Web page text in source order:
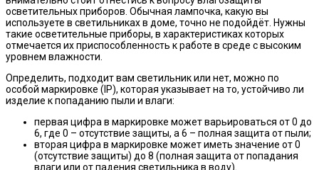
осветительных приборов. Обычная лампочка, какую вы
используете в светильниках в доме, точно не подойдёт. Нужны
такие осветительные приборы, в характеристиках которых
отмечается их приспособленность к работе в среде с высоким
уровнем влажности.
Определить, подходит вам светильник или нет, можно по
особой маркировке (IP), которая указывает на то, устойчиво ли
изделие к попаданию пыли и влаги:
первая цифра в маркировке может варьироваться от 0 до
6, где 0 – отсутствие защиты, а 6 – полная защита от пыли;
вторая цифра в маркировке может иметь значение от 0
(отсутствие защиты) до 8 (полная защита от попадания
влаги или от падения светильника в воду).